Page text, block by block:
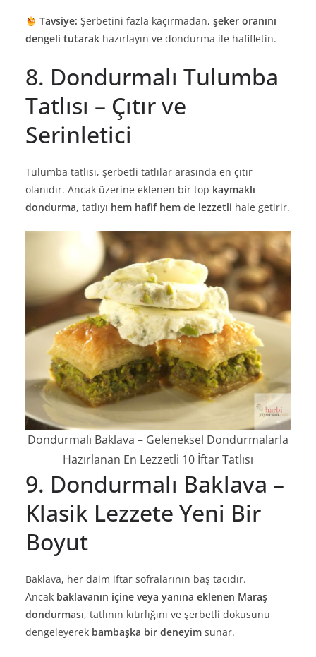
Tavsiye: Şerbetini fazla kaçırmadan, şeker oranını
dengeli tutarak hazırlayın ve dondurma ile hafifletin.
8. Dondurmalı Tulumba
Tatlısı – Çıtır ve
Serinletici
Tulumba tatlısı, şerbetli tatlılar arasında en çıtır
olanıdır. Ancak üzerine eklenen bir top kaymaklı
dondurma, tatlıyı hem hafif hem de lezzetli hale getirir.
Dondurmalı Baklava – Geleneksel Dondurmalarla
Hazırlanan En Lezzetli 10 İftar Tatlısı
9. Dondurmalı Baklava –
Klasik Lezzete Yeni Bir
Boyut
Baklava, her daim iftar sofralarının baş tacıdır.
Ancak baklavanın içine veya yanına eklenen Maraş
dondurması, tatlının kıtırlığını ve şerbetli dokusunu
dengeleyerek bambaşka bir deneyim sunar.